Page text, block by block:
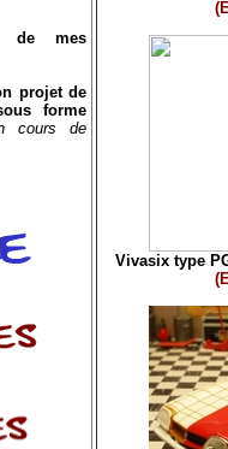
de mes
projet de
forme
cours de
Vivasix type